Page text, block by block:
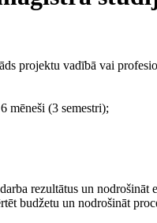
projektu vadībā vai
mēneši (3 semestri);
rezultātus un
budžetu un nodrošināt